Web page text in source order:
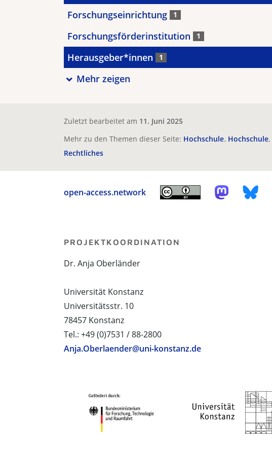
Forschungseinrichtung 1
Forschungsförderinstitution 1
Herausgeber*innen 1
Mehr zeigen
Zuletzt bearbeitet am 11. Juni 2025
Mehr zu den Themen dieser Seite: Hochschule Hochschule
Rechtliches
open-access.network
PROJEKTKOORDINATION
Dr. Anja Oberländer
Universität Konstanz
Universitätsstr. 10
78457 Konstanz
Tel.: +49 (0)7531 / 88-2800
Anja.Oberlaender@uni-konstanz.de